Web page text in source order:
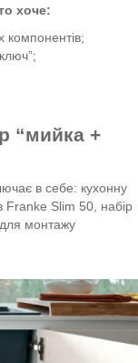
хоче:
компонентів;
“мийка +
в себе: кухонну
Franke Slim 50, набір
монтажу